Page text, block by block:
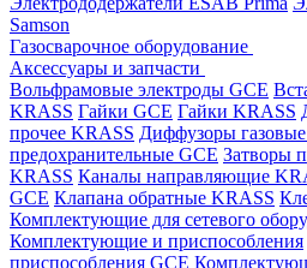
Samson
Газосварочное оборудование
Аксессуары и запчасти
Вольфрамовые электроды GCE
KRASS Гайки GCE Гайки KRASS
прочее KRASS Диффузоры
предохранительные GCE Затворы
KRASS Каналы направляющие
GCE Клапана обратные KRASS
Комплектующие для сетевого
Комплектующие и приспособления
приспособления GCE